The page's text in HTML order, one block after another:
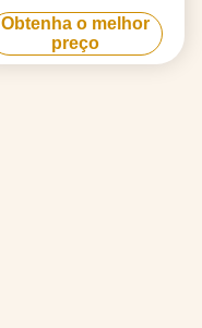
de liga de 20 mm e
aquecimento inteligente
Obtenha o melhor
preço